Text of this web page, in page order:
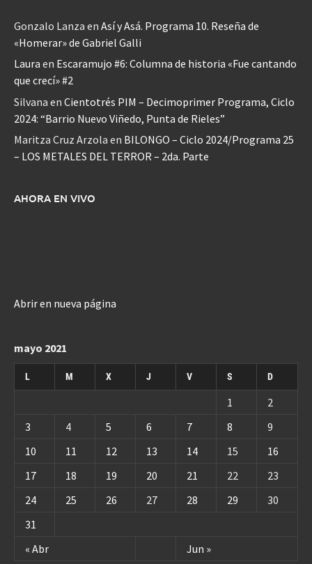
Gonzalo Lanza en Así y Asá. Programa 10. Reseña de
«Homerar» de Gabriel Galli
Laura en Escaramujo #6: Columna de historia «Fue cantando
que crecí» #2
Silvana en Cientotrés PIM – Decimoprimer Programa, Ciclo
2024: “Barrio Nuevo Viñedo, Punta de Rieles”
Maritza Cruz Arzola en BILONGO – Ciclo 2024/Programa 25
– LOS METALES DEL TERROR – 2da. Parte
AHORA EN VIVO
Abrir en nueva página
mayo 2021
L M X J V S D
« Abr Jun »
1
2
3
4 5 6 7 8
9
10
11 12 13 14 15
16
17
18 19 20 21 22
23
24
25 26 27 28 29
30
31